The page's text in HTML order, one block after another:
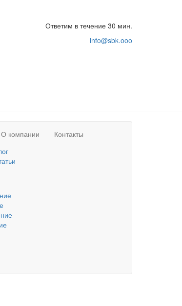
Ответим в течение 30 мин.
info@sbk.ooo
О компании
Контакты